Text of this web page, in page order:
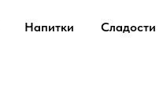
Напитки Сладости